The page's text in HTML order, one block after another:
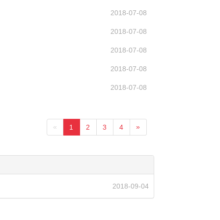
2018-07-08
2018-07-08
2018-07-08
2018-07-08
2018-07-08
« 1 2 3 4 »
2018-09-04